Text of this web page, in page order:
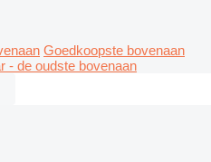
Goedkoopste bovenaan
- de oudste bovenaan